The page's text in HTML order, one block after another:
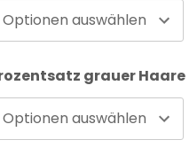
Optionen auswählen
grauer Haare
Optionen auswählen